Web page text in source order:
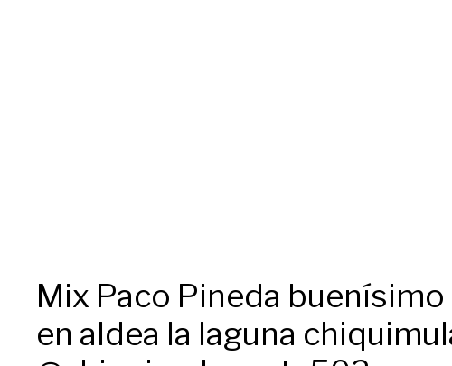
Mix Paco Pineda
en aldea la laguna